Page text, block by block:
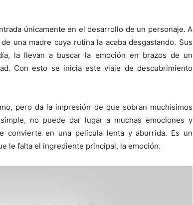
únicamente en el desarrollo de un personaje. A
una madre cuya rutina la acaba desgastando. Sus
la llevan a buscar la emoción en brazos de un
Con esto se inicia este viaje de descubrimiento
pero da la impresión de que sobran muchísimos
no puede dar lugar a muchas emociones y
convierte en una película lenta y aburrida. Es un
le falta el ingrediente principal, la emoción.